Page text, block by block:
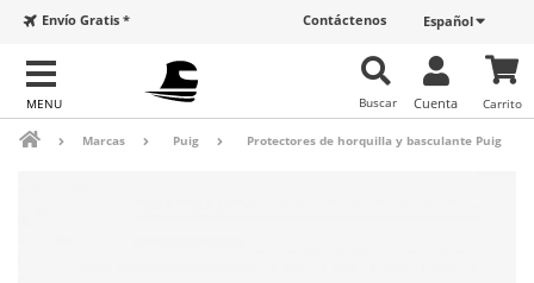
Español
Contáctenos
Envío Gratis *
Carrito
Cuenta
Buscar
Marcas Puig Protectores de horquilla y basculante Puig